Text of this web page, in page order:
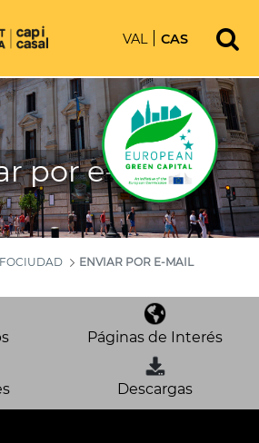
VAL CAS
por e-mail
ENVIAR POR E-MAIL
Páginas de Interés
Descargas